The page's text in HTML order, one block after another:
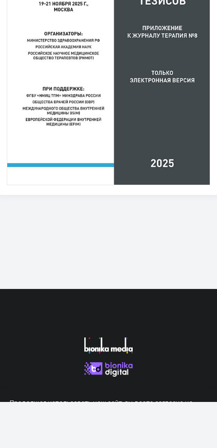
Продолжая использовать наш сайт, вы даете согласие на